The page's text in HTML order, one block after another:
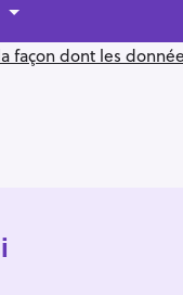
façon dont les